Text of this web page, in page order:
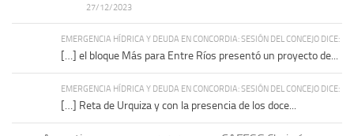
27/12/2023
EMERGENCIA HÍDRICA Y DEUDA EN CONCORDIA: SESIÓN DEL CONCEJO DICE:
[…] el bloque Más para Entre Ríos presentó un proyecto de...
EMERGENCIA HÍDRICA Y DEUDA EN CONCORDIA: SESIÓN DEL CONCEJO DICE:
[…] Reta de Urquiza y con la presencia de los doce...